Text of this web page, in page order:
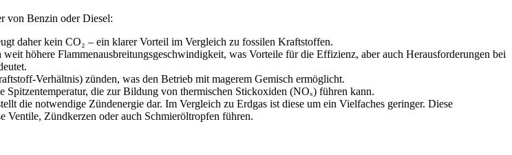
von Benzin oder Diesel:
daher kein CO₂ – ein klarer Vorteil im Vergleich zu fossilen Kraftstoffen.
höhere Flammenausbreitungsgeschwindigkeit, was Vorteile für die Effizienz, aber auch Herausforderungen bei
Verhältnis) zünden, was den Betrieb mit magerem Gemisch ermöglicht.
Spitzentemperatur, die zur Bildung von thermischen Stickoxiden (NOₓ) führen kann.
die notwendige Zündenergie dar. Im Vergleich zu Erdgas ist diese um ein Vielfaches geringer. Diese
Ventile, Zündkerzen oder auch Schmieröltropfen führen.